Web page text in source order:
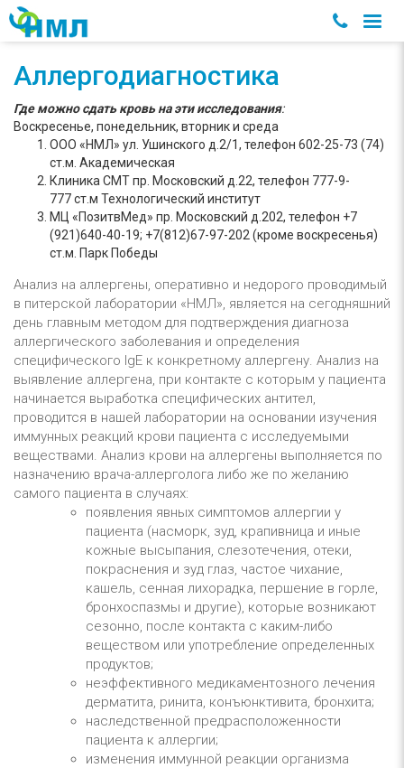
Аллергодиагностика
Где можно сдать кровь на эти исследования:
Воскресенье, понедельник, вторник и среда
ООО «НМЛ» ул. Ушинского д.2/1, телефон 602-25-73 (74)
ст.м. Академическая
Клиника СМТ пр. Московский д.22, телефон 777-9-
777ст.м Технологический институт
МЦ «ПозитвМед» пр. Московский д.202, телефон +7
(921)640-40-19; +7(812)67-97-202 (кроме воскресенья)
ст.м. Парк Победы
Анализ на аллергены, оперативно и недорого проводимый
в питерской лаборатории «НМЛ», является на сегодняшний
день главным методом для подтверждения диагноза
аллергического заболевания и определения
специфического IgE к конкретному аллергену. Анализ на
выявление аллергена, при контакте с которым у пациента
начинается выработка специфических антител,
проводится в нашей лаборатории на основании изучения
иммунных реакций крови пациента с исследуемыми
веществами. Анализ крови на аллергены выполняется по
назначению врача-аллерголога либо же по желанию
самого пациента в случаях:
появления явных симптомов аллергии у
пациента (насморк, зуд, крапивница и иные
кожные высыпания, слезотечения, отеки,
покраснения и зуд глаз, частое чихание,
кашель, сенная лихорадка, першение в горле,
бронхоспазмы и другие), которые возникают
сезонно, после контакта с каким-либо
веществом или употребление определенных
продуктов;
неэффективного медикаментозного лечения
дерматита, ринита, конъюнктивита, бронхита;
наследственной предрасположенности
пациента к аллергии;
изменения иммунной реакции организма